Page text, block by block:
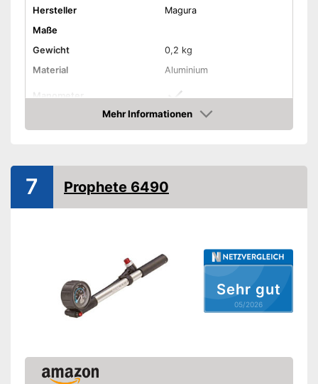
Hersteller
Magura
Maße
Gewicht
0,2 kg
Material
Aluminium
Manometer
20 bar
Handluftpumpe
Schlauch inklusive
Vorteile
Druck kann abgelassen
Ist mit einem Manometer
Mehr Informationen
Amazon
Sehr gut
05/2026
7 Prophete 6490